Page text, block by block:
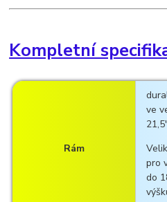
Kompletní
Rám
ve
pro
do